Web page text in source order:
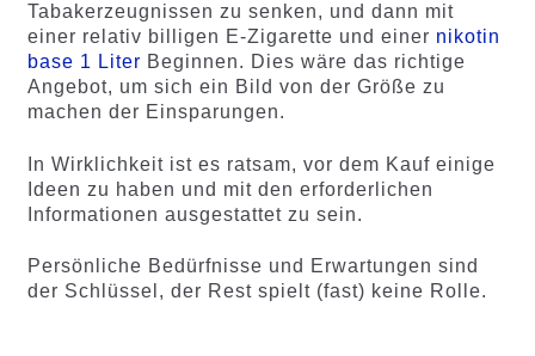
Tabakerzeugnissen zu senken, und dann mit
einer relativ billigen E-Zigarette und einer nikotin
base 1 Liter Beginnen. Dies wäre das richtige
Angebot, um sich ein Bild von der Größe zu
machen der Einsparungen.
In Wirklichkeit ist es ratsam, vor dem Kauf einige
Ideen zu haben und mit den erforderlichen
Informationen ausgestattet zu sein.
Persönliche Bedürfnisse und Erwartungen sind
der Schlüssel, der Rest spielt (fast) keine Rolle.